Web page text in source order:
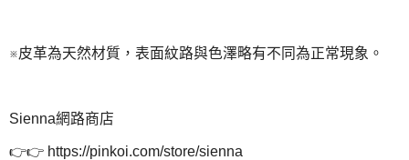
※皮革為天然材質，表面紋路與色澤略有不同為正常現象。
Sienna網路商店
👉👉 https://pinkoi.com/store/sienna